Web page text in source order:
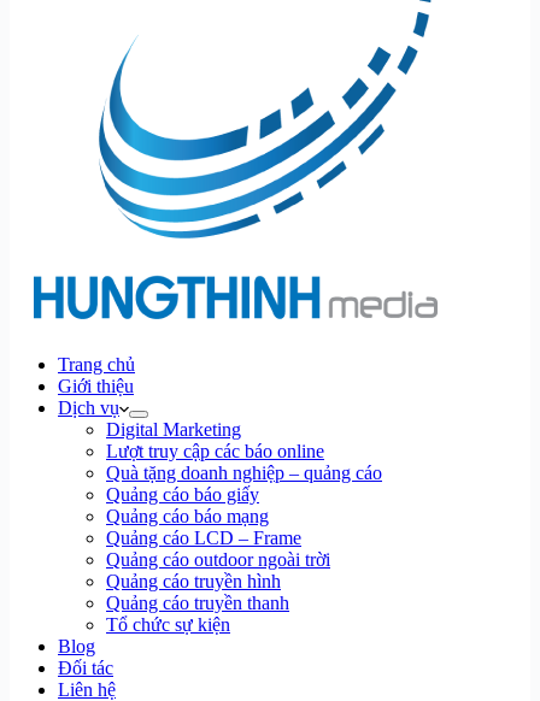
Trang chủ
Giới thiệu
Dịch vụ
Digital Marketing
Lượt truy cập các báo online
Quà tặng doanh nghiệp – quảng cáo
Quảng cáo báo giấy
Quảng cáo báo mạng
Quảng cáo LCD – Frame
Quảng cáo outdoor ngoài trời
Quảng cáo truyền hình
Quảng cáo truyền thanh
Tổ chức sự kiện
Blog
Đối tác
Liên hệ